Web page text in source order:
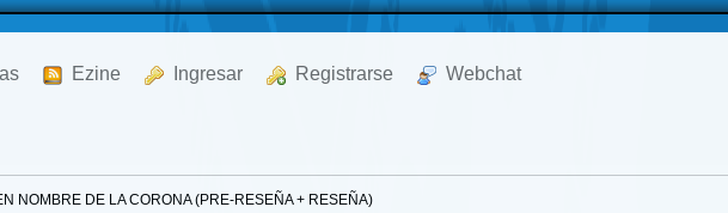
Ezine Ingresar Registrarse Webchat
NOMBRE DE LA CORONA (PRE-RESEÑA + RESEÑA)